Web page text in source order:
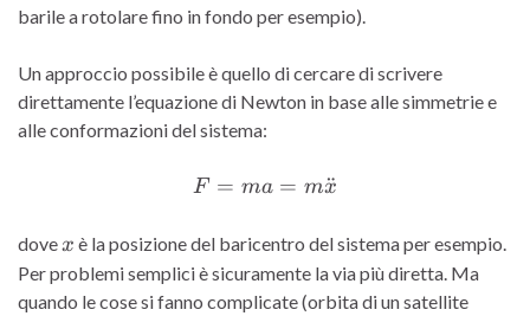
barile a rotolare fino in fondo per esempio).
Un approccio possibile è quello di cercare di scrivere
direttamente l’equazione di Newton in base alle simmetrie e
alle conformazioni del sistema:
F = ma = m \ddot{x}
F = ma = mx
¨
dovex
x è la posizione del baricentro del sistema per esempio.
Per problemi semplici è sicuramente la via più diretta. Ma
quando le cose si fanno complicate (orbita di un satellite